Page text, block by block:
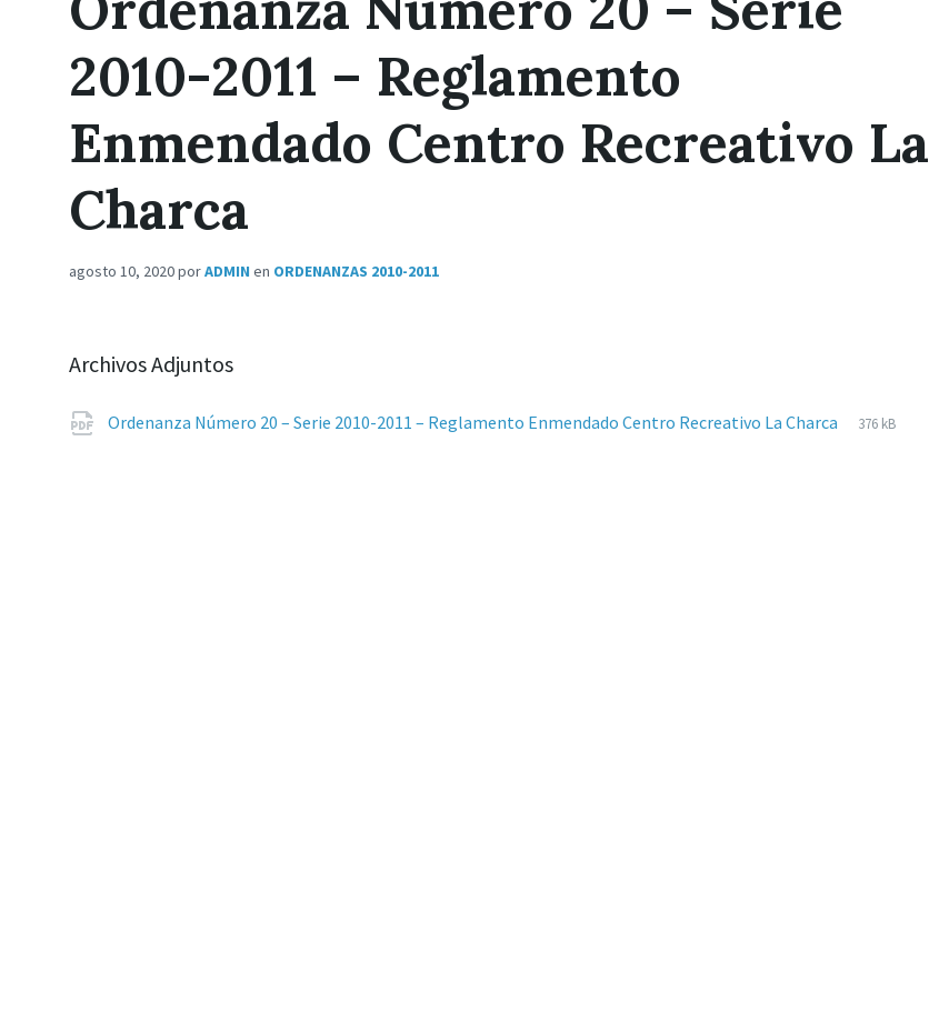
2010-2011 – Reglamento
Enmendado Centro Recreativo La
Charca
agosto 10, 2020porADMIN en ORDENANZAS 2010-2011
Archivos Adjuntos
Ordenanza Número 20 – Serie 2010-2011 – Reglamento Enmendado Centro Recreativo La Charca
Extensiones
pdf
Tamaño
376 kB